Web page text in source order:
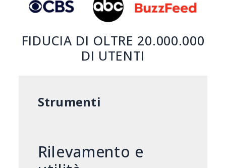
FIDUCIA DI OLTRE 20.000.000
DI UTENTI
Strumenti
Rilevamento e